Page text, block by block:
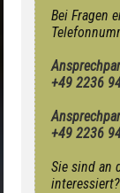
Bei Fragen
+49 2236
+49 2236
Sie sind an